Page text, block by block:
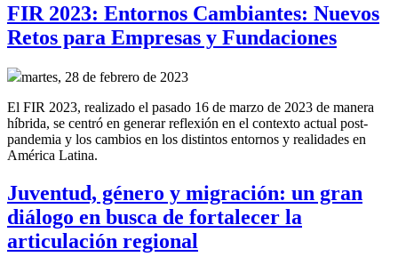
FIR 2023: Entornos Cambiantes: Nuevos
Retos para Empresas y Fundaciones
martes, 28 de febrero de 2023
El FIR 2023, realizado el pasado 16 de marzo de 2023 de manera
híbrida, se centró en generar reflexión en el contexto actual post-
pandemia y los cambios en los distintos entornos y realidades en
América Latina.
Juventud, género y migración: un gran
diálogo en busca de fortalecer la
articulación regional